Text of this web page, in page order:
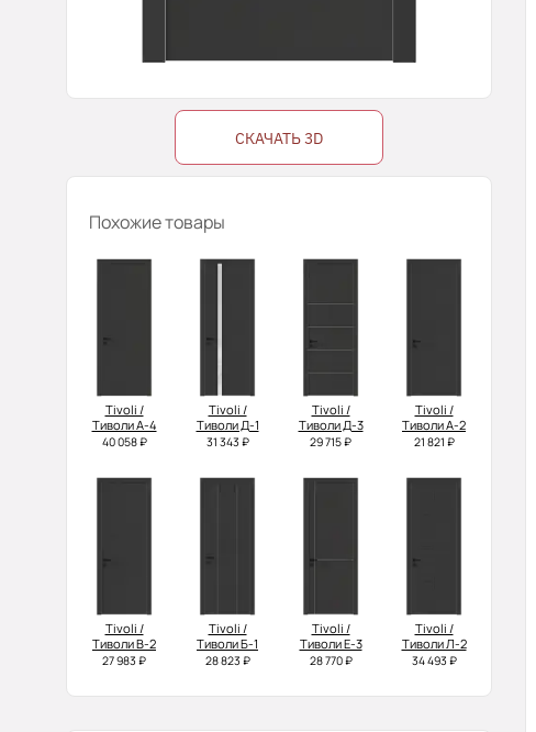
СКАЧАТЬ 3D
Похожие товары
Tivoli /
Тиволи А-4
40 058 ₽
Tivoli /
Тиволи Д-1
31 343 ₽
Tivoli /
Тиволи Д-3
29 715 ₽
Tivoli /
Тиволи А-2
21 821 ₽
Tivoli /
Тиволи В-2
27 983 ₽
Tivoli /
Тиволи Б-1
28 823 ₽
Tivoli /
Тиволи Е-3
28 770 ₽
Tivoli /
Тиволи Л-2
34 493 ₽